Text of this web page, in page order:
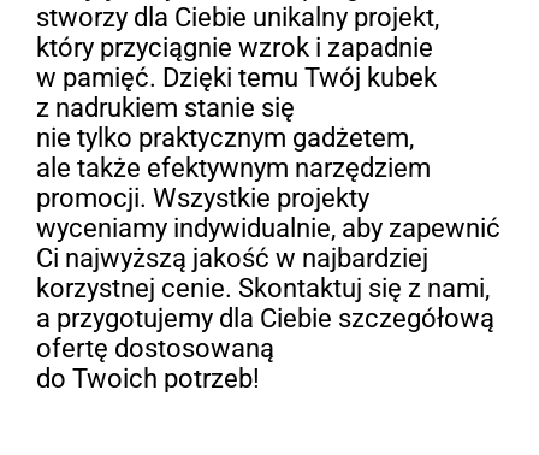
stworzy dla Ciebie unikalny projekt,
który przyciągnie wzrok i zapadnie
w pamięć. Dzięki temu Twój kubek
z nadrukiem stanie się
nie tylko praktycznym gadżetem,
ale także efektywnym narzędziem
promocji. Wszystkie projekty
wyceniamy indywidualnie, aby zapewnić
Ci najwyższą jakość w najbardziej
korzystnej cenie. Skontaktuj się z nami,
a przygotujemy dla Ciebie szczegółową
ofertę dostosowaną
do Twoich potrzeb!